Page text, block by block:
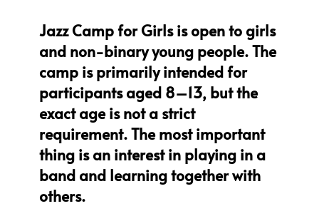
Jazz Camp for Girls is open to girls
and non-binary young people. The
camp is primarily intended for
participants aged 8–13, but the
exact age is not a strict
requirement. The most important
thing is an interest in playing in a
band and learning together with
others.